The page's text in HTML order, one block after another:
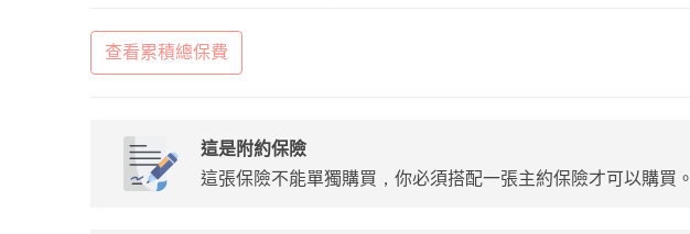
查看累積總保費
這是附約保險
這張保險不能單獨購買，你必須搭配一張主約保險才可以購買。